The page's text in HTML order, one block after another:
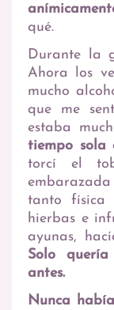
qué.
Durante la
Ahora los
mucho
que me
estaba
tiempo sola
torcí el
tanto física
hierbas e
ayunas,
Solo
antes.
Nunca